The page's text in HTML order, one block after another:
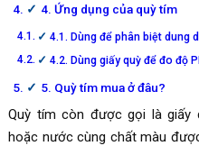
4. Ứng dụng của quỳ tím
4.1. Dùng để phân biệt dung
4.2. Dùng giấy quỳ để đo độ
5. Quỳ tím mua ở đâu?
Quỳ tím còn được gọi là giấy
hoặc nước cùng chất màu